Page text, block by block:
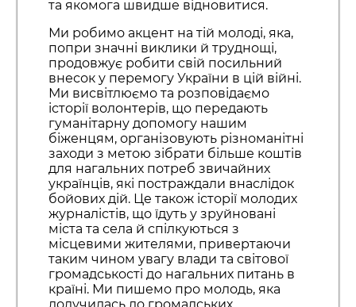
та якомога швидше відновитися.
Ми робимо акцент на тій молоді, яка,
попри значні виклики й труднощі,
продовжує робити свій посильний
внесок у перемогу України в цій війні.
Ми висвітлюємо та розповідаємо
історії волонтерів, що передають
гуманітарну допомогу нашим
біженцям, організовують різноманітні
заходи з метою зібрати більше коштів
для нагальних потреб звичайних
українців, які постраждали внаслідок
бойових дій. Це також історії молодих
журналістів, що їдуть у зруйновані
міста та села й спілкуються з
місцевими жителями, привертаючи
таким чином увагу влади та світової
громадськості до нагальних питань в
країні. Ми пишемо про молодь, яка